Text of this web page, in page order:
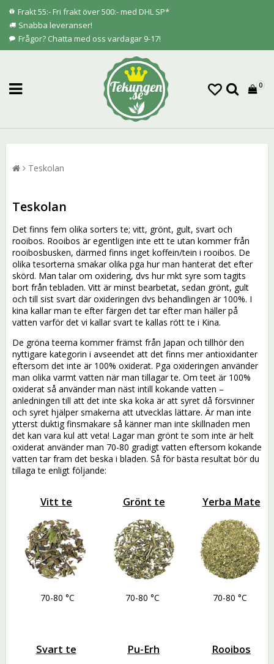
Frakt 55:- Fri frakt över 500:- med DHL SP*
Snabba leveranser!
Frågor? Chatta med oss vardagar 9-17!
0
Teskolan
Teskolan
Det finns fem olika sorters te; vitt, grönt, gult, svart och
rooibos. Rooibos är egentligen inte ett te utan kommer från
rooibosbusken, därmed finns inget koffein/tein i rooibos. De
olika tesorterna smakar olika pga hur man hanterat det efter
skörd. Man talar om oxidering, dvs hur mkt syre som tagits
bort från tebladen. Vitt är minst bearbetat, sedan grönt, gult
och till sist svart där oxideringen dvs behandlingen är 100%. I
kina kallar man te efter färgen det tar efter man häller på
vatten varför det vi kallar svart te kallas rött te i Kina.
De gröna teerna kommer främst från Japan och tillhör den
nyttigare kategorin i avseendet att det finns mer antioxidanter
eftersom det inte är 100% oxiderat. Pga oxideringen använder
man olika varmt vatten när man tillagar te. Om teet är 100%
oxiderat så använder man näst intill kokande vatten –
anledningen till att det inte ska koka är att syret då försvinner
och syret hjälper smakerna att utvecklas lättare. Är man inte
ytterst duktig finsmakare så känner man inte skillnaden men
det kan vara kul att veta! Lagar man grönt te som inte är helt
oxiderat använder man 70-80 gradigt vatten eftersom kokande
vatten tar fram det beska i bladen. Så för bästa resultat bör du
tillaga te enligt följande:
Vitt te Grönt te Yerba Mate
70-80 °C 70-80 °C 70-80 °C
Svart te Pu-Erh Rooibos